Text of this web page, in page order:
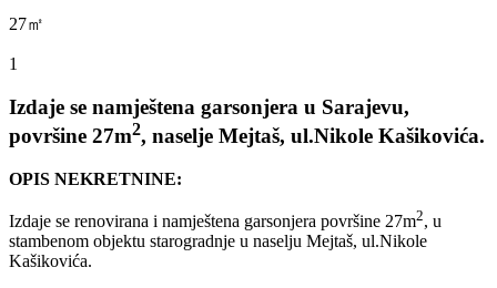
27㎡
1
Izdaje se namještena garsonjera u Sarajevu,
površine 27m2, naselje Mejtaš, ul.Nikole Kašikovića.
OPIS NEKRETNINE:
Izdaje se renovirana i namještena garsonjera površine 27m2, u
stambenom objektu starogradnje u naselju Mejtaš, ul.Nikole
Kašikovića.